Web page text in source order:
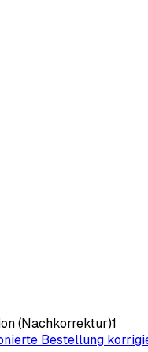
(Nachkorrektur)1
Bestellung